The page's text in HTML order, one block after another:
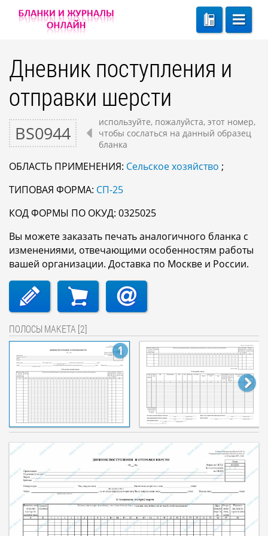
Дневник поступления и
отправки шерсти
BS0944
используйте, пожалуйста, этот номер,
чтобы сослаться на данный образец
бланка
ОБЛАСТЬ ПРИМЕНЕНИЯ: Сельское хозяйство ;
ТИПОВАЯ ФОРМА: СП-25
КОД ФОРМЫ ПО ОКУД: 0325025
Вы можете заказать печать аналогичного бланка с
изменениями, отвечающими особенностям работы
вашей организации. Доставка по Москве и России.
ПОЛОСЫ МАКЕТА [2]
1